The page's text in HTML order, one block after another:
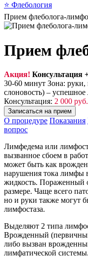
⭐ Флебология
Прием флеболога-
Прием
Акция! Консультация
30-60 минут Зона: руки,
слоновость) –
Консультация: 2 000 руб.
Записаться на прием
О процедуре Показания
вопрос
Лимфедема или
вызванное сбоем в
может быть как
нарушения тока лимфы
жидкость. Пораженный
размере. Чаще всего
но и руки также могут
лимфостаза.
Выделяют 2 типа
Врожденный
либо вызван
лимфатической системы.